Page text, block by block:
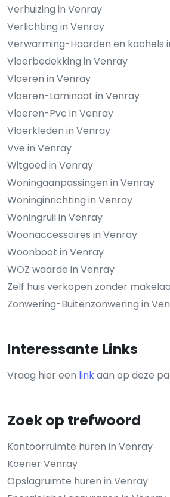
Verhuizing in Venray
Verlichting in Venray
Verwarming-Haarden en kachels
Vloerbedekking in Venray
Vloeren in Venray
Vloeren-Laminaat in Venray
Vloeren-Pvc in Venray
Vloerkleden in Venray
Vve in Venray
Witgoed in Venray
Woningaanpassingen in Venray
Woninginrichting in Venray
Woningruil in Venray
Woonaccessoires in Venray
Woonboot in Venray
WOZ waarde in Venray
Zelf huis verkopen zonder
Zonwering-Buitenzonwering in
Interessante Links
Vraag hier een linkaan op deze
Zoek op trefwoord
Kantoorruimte huren in Venray
Koerier Venray
Opslagruimte huren in Venray